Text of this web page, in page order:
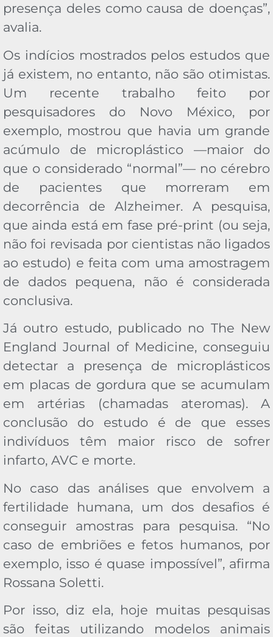
presença deles como causa de doenças”,
avalia.
Os indícios mostrados pelos estudos que
já existem, no entanto, não são otimistas.
Um recente trabalho feito por
pesquisadores do Novo México, por
exemplo, mostrou que havia um grande
acúmulo de microplástico —maior do
que o considerado “normal”— no cérebro
de pacientes que morreram em
decorrência de Alzheimer. A pesquisa,
que ainda está em fase pré-print (ou seja,
não foi revisada por cientistas não ligados
ao estudo) e feita com uma amostragem
de dados pequena, não é considerada
conclusiva.
Já outro estudo, publicado no The New
England Journal of Medicine, conseguiu
detectar a presença de microplásticos
em placas de gordura que se acumulam
em artérias (chamadas ateromas). A
conclusão do estudo é de que esses
indivíduos têm maior risco de sofrer
infarto, AVC e morte.
No caso das análises que envolvem a
fertilidade humana, um dos desafios é
conseguir amostras para pesquisa. “No
caso de embriões e fetos humanos, por
exemplo, isso é quase impossível”, afirma
Rossana Soletti.
Por isso, diz ela, hoje muitas pesquisas
são feitas utilizando modelos animais